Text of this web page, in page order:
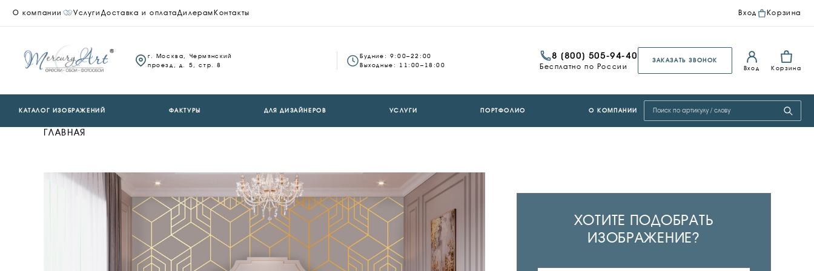
О компании Услуги Доставка и оплатаДилерам Контакты Вход Корзина
г. Москва, Чермянский
проезд, д. 5, стр. 8
Будние: 9:00–22:00
Выходные: 11:00–18:00
8 (800) 505-94-40
Бесплатно по России
ЗАКАЗАТЬ ЗВОНОК
Вход
Корзина
КАТАЛОГ ИЗОБРАЖЕНИЙ ФАКТУРЫ ДЛЯ ДИЗАЙНЕРОВ УСЛУГИ ПОРТФОЛИО О КОМПАНИИ Поиск по сайту
ГЛАВНАЯ
ХОТИТЕ ПОДОБРАТЬ
ИЗОБРАЖЕНИЕ?